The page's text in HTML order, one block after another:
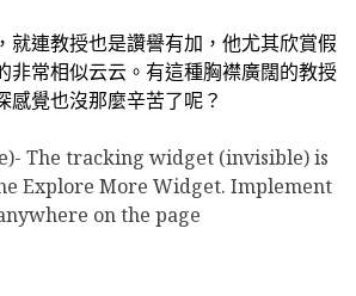
就連教授也是讚譽有加，他尤其欣賞假
非常相似云云。有這種胸襟廣闊的教授
感覺也沒那麼辛苦了呢？
The tracking widget (invisible) is
Explore More Widget. Implement
on the page